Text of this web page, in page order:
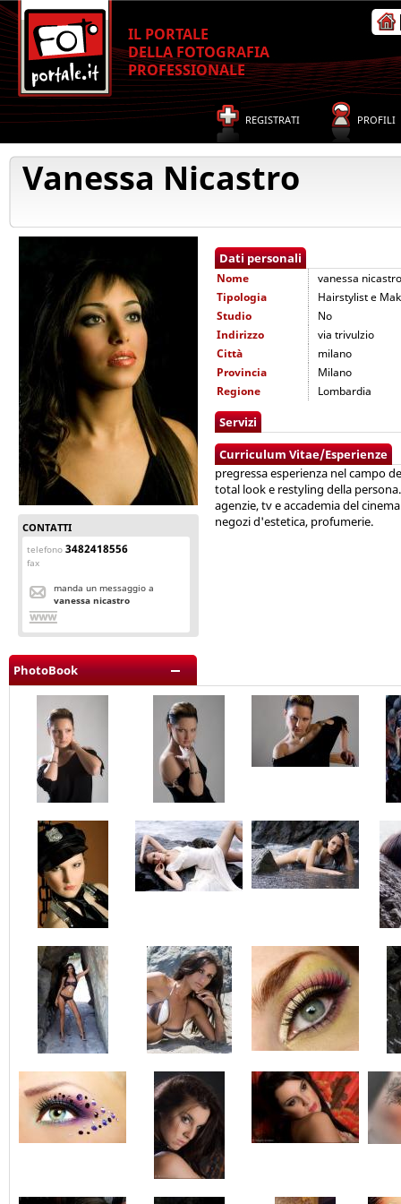
IL PORTALE
DELLA FOTOGRAFIA
PROFESSIONALE
REGISTRATI PROFILI
Vanessa Nicastro
CONTATTI
telefono 3482418556
fax
manda un messaggio a
vanessa nicastro
Dati personali
Nome
vanessa nicastro
Tipologia
Hairstylist e
Studio
No
Indirizzo
via trivulzio
Città
milano
Provincia
Milano
Regione
Lombardia
Servizi
Curriculum Vitae/Esperienze
pregressa esperienza nel campo
total look e restyling della
agenzie, tv e accademia del
negozi d'estetica, profumerie.
PhotoBook